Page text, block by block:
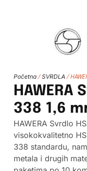
Početna/ SVRDLA/
HAWERA
338 1,6
HAWERA Svrdlo
visokokvalitetno
338 standardu,
metala i drugih